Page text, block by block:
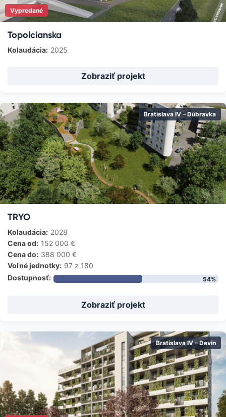
Vypredané
Topolcianska
Kolaudácia: 2025
Zobraziť projekt
Bratislava IV – Dúbravka
TRYO
Kolaudácia: 2028
Cena od: 152 000 €
Cena do: 388 000 €
Voľné jednotky: 97 z 180
Dostupnosť:
54%
Zobraziť projekt
Bratislava IV – Devín